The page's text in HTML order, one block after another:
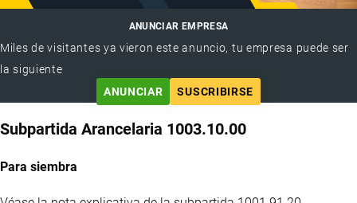
ANUNCIAR EMPRESA
Miles de visitantes ya vieron este anuncio, tu empresa puede ser
la siguiente
ANUNCIAR
SUSCRIBIRSE
Subpartida Arancelaria 1003.10.00
Para siembra